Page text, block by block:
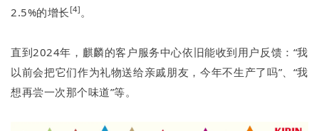
2.5%的增长 [4] 。
直到2024年，麒麟的客户服务中心依旧能收到用户反馈：“我
以前会把它们作为礼物送给亲戚朋友，今年不生产了吗”、“我
想再尝一次那个味道”等。